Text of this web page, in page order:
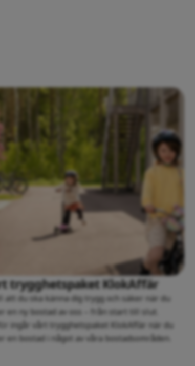
trygghetspaket KlokAffär
att du ska känna dig trygg och säker när du
en ny bostad av oss – från start till slut.
ingår vårt trygghetspaket KlokAffär när du
en bostad i något av våra bostadsområden.